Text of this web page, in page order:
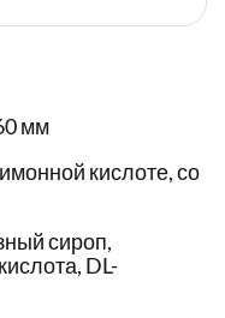
мм
кислоте, со
сироп,
DL-